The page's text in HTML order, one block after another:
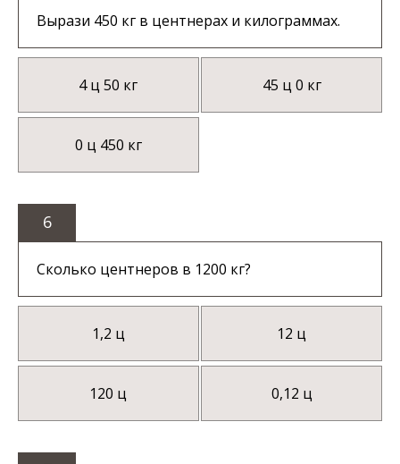
Вырази 450 кг в центнерах и килограммах.
4 ц 50 кг 45 ц 0 кг
0 ц 450 кг
6
Сколько центнеров в 1200 кг?
1,2 ц 12 ц
120 ц 0,12 ц